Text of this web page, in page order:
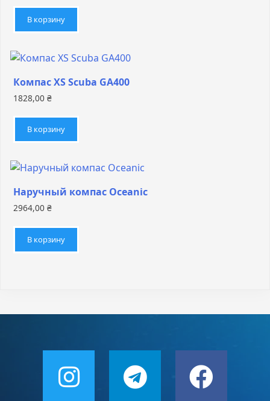
В корзину
Компас XS Scuba GA400
1828,00 ₴
В корзину
Наручный компас Oceanic
2964,00 ₴
В корзину